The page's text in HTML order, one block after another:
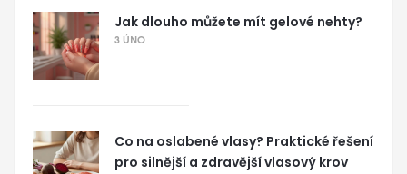
Jak dlouho můžete mít gelové nehty?
3 ÚNO
Co na oslabené vlasy? Praktické řešení
pro silnější a zdravější vlasový krov